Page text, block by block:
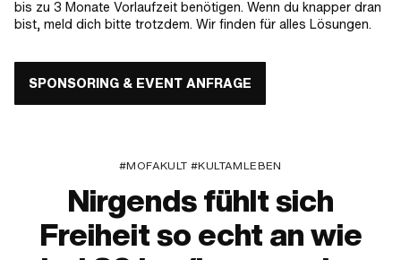
bis zu 3 Monate Vorlaufzeit benötigen. Wenn du knapper dran
bist, meld dich bitte trotzdem. Wir finden für alles Lösungen.
SPONSORING & EVENT ANFRAGE
#MOFAKULT #KULTAMLEBEN
Nirgends fühlt sich
Freiheit so echt an wie